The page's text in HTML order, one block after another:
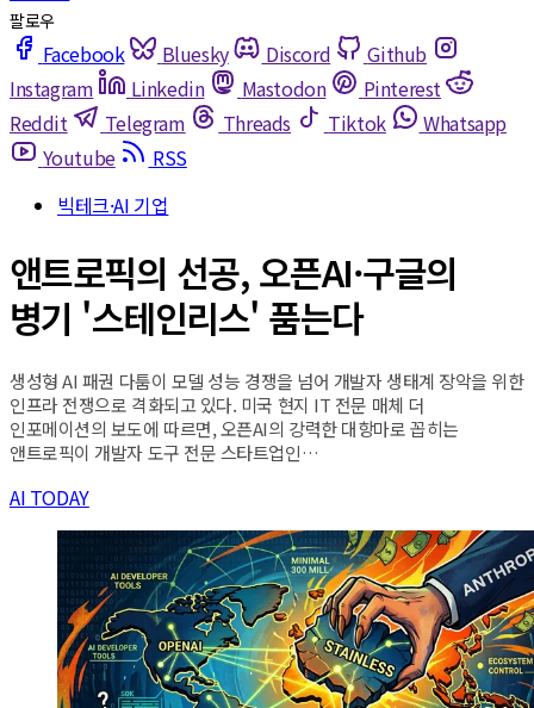
Facebook Bluesky Discord
Github
Instagram
Linkedin Mastodon
Pinterest
Reddit
Telegram Threads Tiktok
Whatsapp
Youtube
RSS
빅테크·AI 기업
앤트로픽의 선공, 오픈AI·구글의
병기 '스테인리스' 품는다
생성형 AI 패권 다툼이 모델 성능 경쟁을 넘어 개발자 생태계 장악을 위한
인프라 전쟁으로 격화되고 있다. 미국 현지 IT 전문 매체 더
인포메이션의 보도에 따르면, 오픈AI의 강력한 대항마로 꼽히는
앤트로픽이 개발자 도구 전문 스타트업인…
AI TODAY